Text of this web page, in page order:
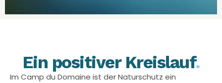
Ein positiver Kreislauf.
Im Camp du Domaine ist der Naturschutz ein